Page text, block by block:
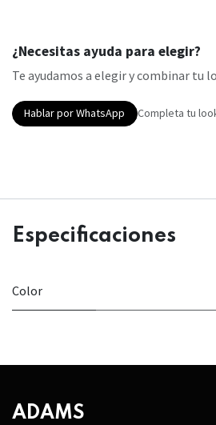
¿Necesitas ayuda para elegir?
Te ayudamos a elegir y combinar tu
Hablar por WhatsApp Completa tu
Especificaciones
Color
ADAMS